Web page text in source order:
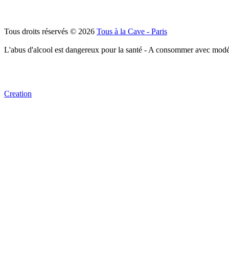
Tous droits réservés © 2026 Tous à la Cave - Paris
L'abus d'alcool est dangereux pour la santé - A consommer avec
Creation